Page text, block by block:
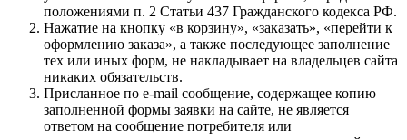
положениями п. 2 Статьи 437 Гражданского кодекса РФ.
Нажатие на кнопку «в корзину», «заказать», «перейти к
оформлению заказа», а также последующее заполнение
тех или иных форм, не накладывает на владельцев сайта
никаких обязательств.
Присланное по e-mail сообщение, содержащее копию
заполненной формы заявки на сайте, не является
ответом на сообщение потребителя или